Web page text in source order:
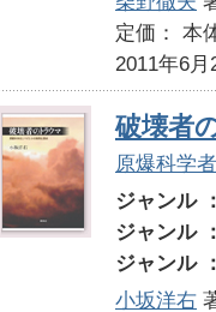
定価：
2011年6月
破壊者
原爆科学
ジャンル
ジャンル
ジャンル
小坂洋右